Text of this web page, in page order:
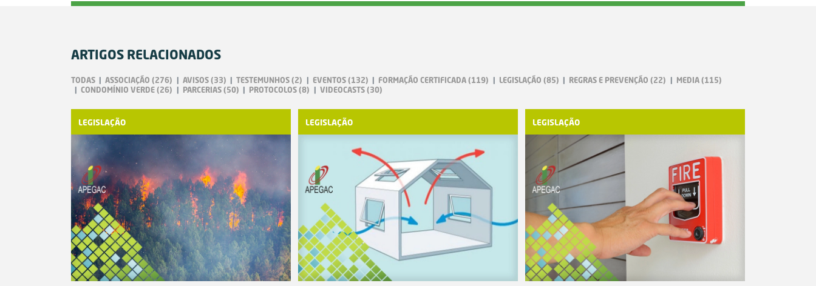
ARTIGOS RELACIONADOS
TODAS ASSOCIAÇÃO (276) AVISOS(33) TESTEMUNHOS(2) EVENTOS(132) FORMAÇÃO CERTIFICADA(119) LEGISLAÇÃO (85) REGRAS E PREVENÇÃO (22) MEDIA(115)
CONDOMÍNIO VERDE(26) PARCERIAS(50) PROTOCOLOS(8) VIDEOCASTS(30)
LEGISLAÇÃO LEGISLAÇÃO LEGISLAÇÃO